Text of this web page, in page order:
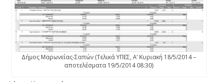
Δήμος Μαρωνείας-Σαπών (Τελικά ΥΠΕΣ, Α’ Κυριακή 18/5/2014 –
αποτελέσματα 19/5/2014 08:30)